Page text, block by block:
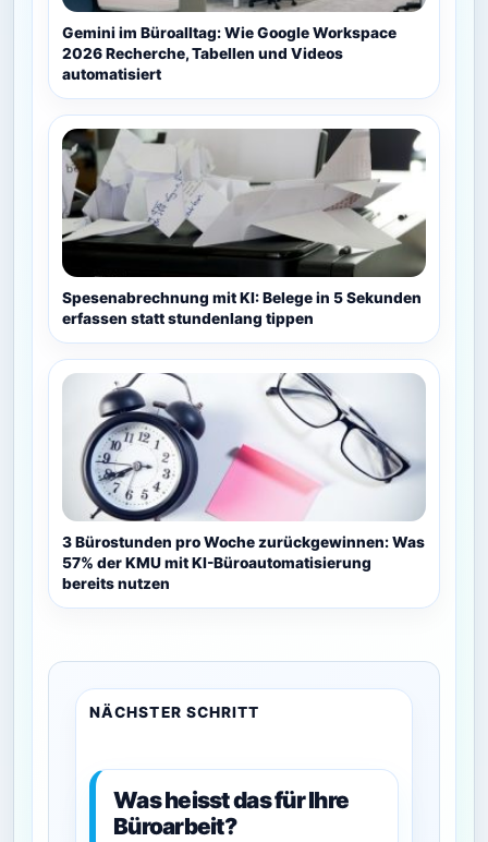
Gemini im Büroalltag: Wie Google Workspace
2026 Recherche, Tabellen und Videos
automatisiert
Spesenabrechnung mit KI: Belege in 5 Sekunden
erfassen statt stundenlang tippen
3 Bürostunden pro Woche zurückgewinnen: Was
57% der KMU mit KI-Büroautomatisierung
bereits nutzen
NÄCHSTER SCHRITT
Was heisst das für Ihre
Büroarbeit?